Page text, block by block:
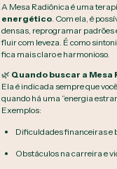
A Mesa Radiônica é uma
energético. Com ela, é
densas, reprogramar padrões
fluir com leveza. É como
fica mais claro e harmonioso.
🌿 Quando buscar a Mesa
Ela é indicada sempre que
quando há uma “energia
Exemplos:
Dificuldades financeiras e
Obstáculos na carreira e